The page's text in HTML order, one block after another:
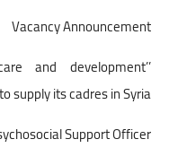
Vacancy Announcement
and development’’
supply its cadres in Syria.
Support Officer